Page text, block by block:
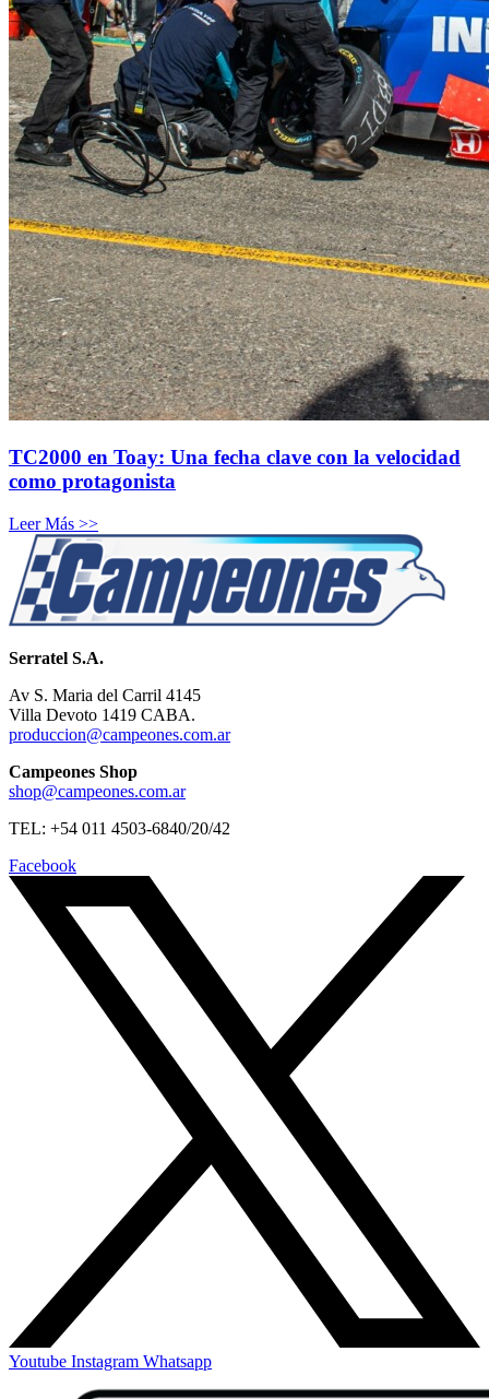
TC2000 en Toay: Una fecha clave con la velocidad
como protagonista
Leer Más >>
Serratel S.A.
Av S. Maria del Carril 4145
Villa Devoto 1419 CABA.
produccion@campeones.com.ar
Campeones Shop
shop@campeones.com.ar
TEL: +54 011 4503-6840/20/42
Facebook
Youtube Instagram Whatsapp